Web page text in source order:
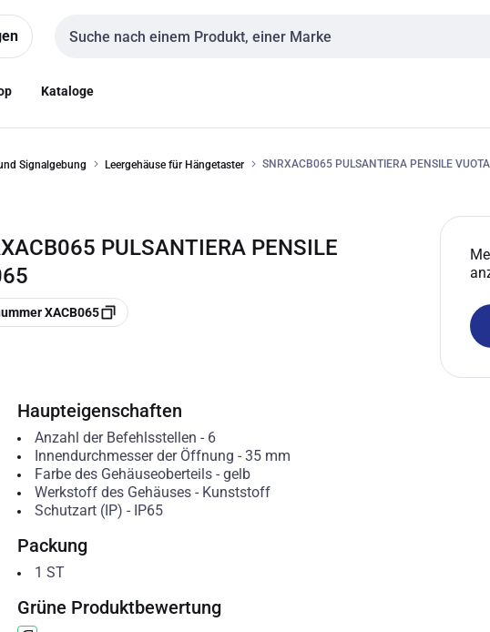
Sucheingabe
Kataloge
Signalgebung Leergehäuse für Hängetaster SNRXACB065 PULSANTIERA PENSILE
PULSANTIERA PENSILE
XACB065
Haupteigenschaften
Anzahl der Befehlsstellen - 6
Innendurchmesser der Öffnung - 35 mm
Farbe des Gehäuseoberteils- gelb
Werkstoff des Gehäuses- Kunststoff
Schutzart (IP) - IP65
Packung
1 ST
Grüne Produktbewertung